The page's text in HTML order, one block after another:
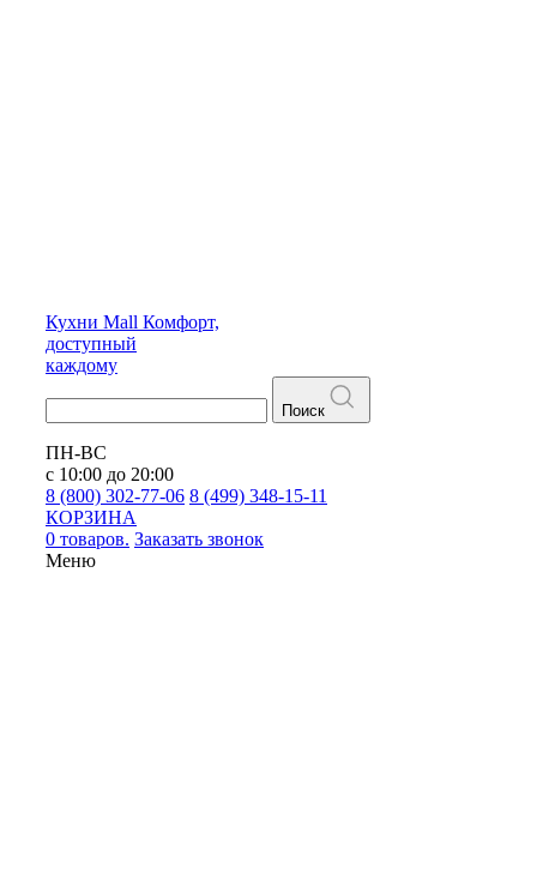
Кухни Mall Комфорт,
доступный
каждому
Поиск
ПН-ВС
с 10:00 до 20:00
8 (800) 302-77-06 8 (499) 348-15-11
КОРЗИНА
0 товаров. Заказать звонок
Меню